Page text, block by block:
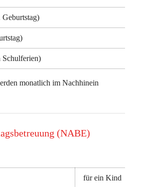
Schulferien)
monatlich im Nachhinein
(NABE)
für ein Kind